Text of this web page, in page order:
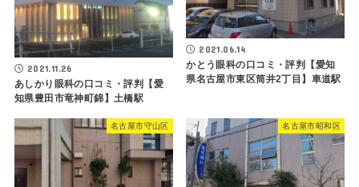
2021.11.26
あしかり眼科の口コミ・評判【愛
知県豊田市竜神町錦】土橋駅
2021.06.14
かとう眼科の口コミ・評判【愛知
県名古屋市東区筒井2丁目】車道駅
名古屋市守山区 名古屋市昭和区